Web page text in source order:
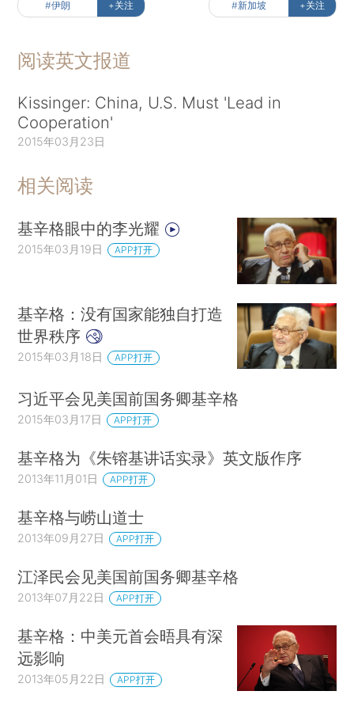
#伊朗 +关注 #新加坡 +关注
阅读英文报道
Kissinger: China, U.S. Must 'Lead in
Cooperation'
2015年03月23日
相关阅读
基辛格眼中的李光耀
2015年03月19日 APP打开
基辛格：没有国家能独自打造
世界秩序
2015年03月18日 APP打开
习近平会见美国前国务卿基辛格
2015年03月17日 APP打开
基辛格为《朱镕基讲话实录》英文版作序
2013年11月01日 APP打开
基辛格与崂山道士
2013年09月27日 APP打开
江泽民会见美国前国务卿基辛格
2013年07月22日 APP打开
基辛格：中美元首会晤具有深
远影响
2013年05月22日 APP打开